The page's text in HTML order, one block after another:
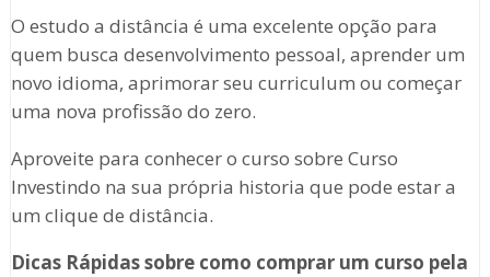
O estudo a distância é uma excelente opção para
quem busca desenvolvimento pessoal, aprender um
novo idioma, aprimorar seu curriculum ou começar
uma nova profissão do zero.
Aproveite para conhecer o curso sobre Curso
Investindo na sua própria historia que pode estar a
um clique de distância.
Dicas Rápidas sobre como comprar um curso pela